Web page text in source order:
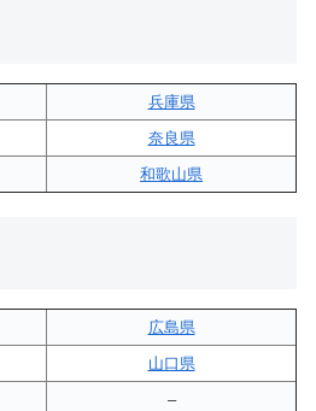
兵庫県
奈良県
和歌山県
広島県
山口県
–